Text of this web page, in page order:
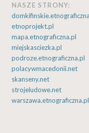
NASZE STRONY:
etnoprojekt.pl
mapa.etnograficzna.pl
miejskasciezka.pl
podroze.etnograficzna.pl
polacywmacedonii.net
skanseny.net
strojeludowe.net
warszawa.etnograficzna.pl